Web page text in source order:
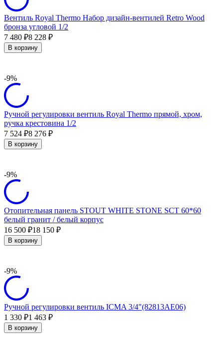
Вентиль Royal Thermo Набор дизайн-вентилей Retro Wood
бронза угловой 1/2
7 480 ₽8 228 ₽
В корзину
-9%
Ручной регулировки вентиль Royal Thermo прямой, хром,
ручка крестовина 1/2
7 524 ₽8 276 ₽
В корзину
-9%
Отопительная панель STOUT WHITE STONE SCT 60*60
белый гранит / белый корпус
16 500 ₽18 150 ₽
В корзину
-9%
Ручной регулировки вентиль ICMA 3/4"(82813AE06)
1 330 ₽1 463 ₽
В корзину